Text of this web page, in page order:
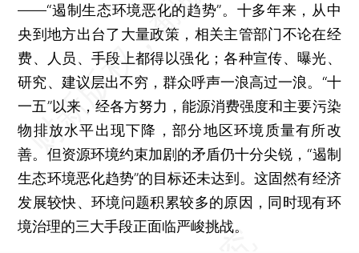
——“遏制生态环境恶化的趋势”。十多年来，从中
央到地方出台了大量政策，相关主管部门不论在经
费、人员、手段上都得以强化；各种宣传、曝光、
研究、建议层出不穷，群众呼声一浪高过一浪。“十
一五”以来，经各方努力，能源消费强度和主要污染
物排放水平出现下降，部分地区环境质量有所改
善。但资源环境约束加剧的矛盾仍十分尖锐，“遏制
生态环境恶化趋势”的目标还未达到。这固然有经济
发展较快、环境问题积累较多的原因，同时现有环
境治理的三大手段正面临严峻挑战。